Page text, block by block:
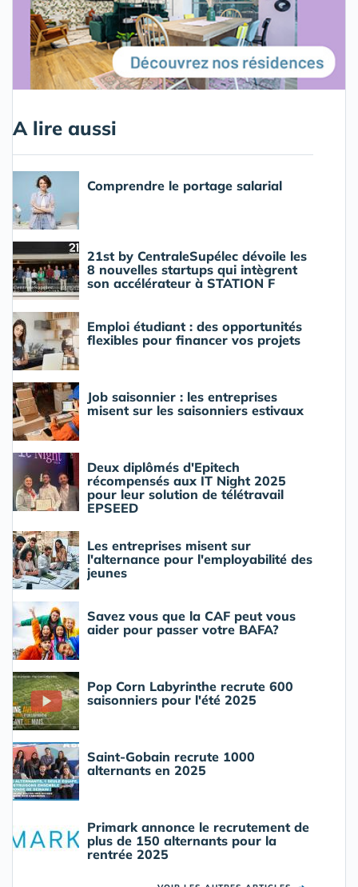
A lire aussi
Comprendre le portage salarial
21st by CentraleSupélec dévoile les
8 nouvelles startups qui intègrent
son accélérateur à STATION F
Emploi étudiant : des opportunités
flexibles pour financer vos projets
Job saisonnier : les entreprises
misent sur les saisonniers estivaux
Deux diplômés d'Epitech
récompensés aux IT Night 2025
pour leur solution de télétravail
EPSEED
Les entreprises misent sur
l'alternance pour l'employabilité des
jeunes
Savez vous que la CAF peut vous
aider pour passer votre BAFA?
Pop Corn Labyrinthe recrute 600
saisonniers pour l'été 2025
Saint-Gobain recrute 1000
alternants en 2025
Primark annonce le recrutement de
plus de 150 alternants pour la
rentrée 2025